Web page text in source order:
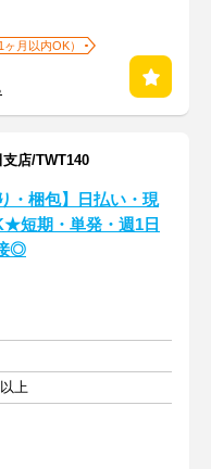
月以内OK）
店/TWT140
・梱包】日払い・現
短期・単発・週1日
◎
上